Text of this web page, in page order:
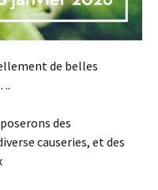
de belles
des
causeries, et des